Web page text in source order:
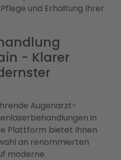
und Erhaltung Ihrer
- Klarer
Augenarzt-
in
Plattform bietet Ihnen
an renommierten
moderne